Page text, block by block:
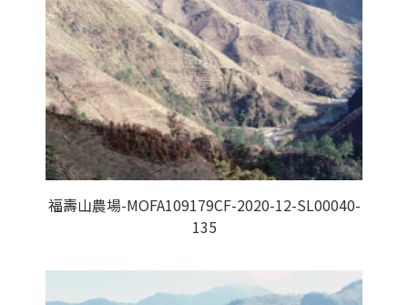
福壽山農場-MOFA109179CF-2020-12-SL00040-
135